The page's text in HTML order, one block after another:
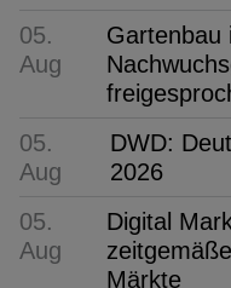
05.
Aug
Gartenbau
05.
Aug
DWD:
2026
05.
Aug
Digital
Märkte